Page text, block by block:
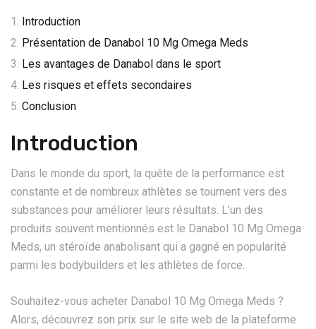
Introduction
Présentation de Danabol 10 Mg Omega Meds
Les avantages de Danabol dans le sport
Les risques et effets secondaires
Conclusion
Introduction
Dans le monde du sport, la quête de la performance est
constante et de nombreux athlètes se tournent vers des
substances pour améliorer leurs résultats. L’un des
produits souvent mentionnés est le Danabol 10 Mg Omega
Meds, un stéroïde anabolisant qui a gagné en popularité
parmi les bodybuilders et les athlètes de force.
Souhaitez-vous acheter Danabol 10 Mg Omega Meds ?
Alors, découvrez son prix sur le site web de la plateforme